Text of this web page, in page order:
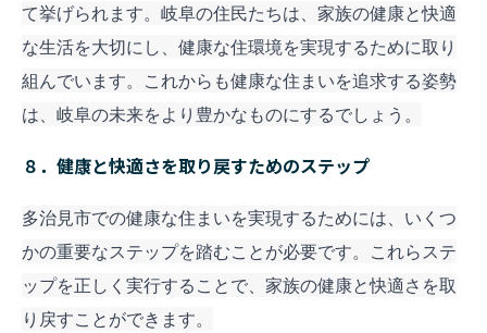
て挙げられます。岐阜の住民たちは、家族の健康と快適
な生活を大切にし、健康な住環境を実現するために取り
組んでいます。これからも健康な住まいを追求する姿勢
は、岐阜の未来をより豊かなものにするでしょう。
８．健康と快適さを取り戻すためのステップ
多治見市での健康な住まいを実現するためには、いくつ
かの重要なステップを踏むことが必要です。これらステ
ップを正しく実行することで、家族の健康と快適さを取
り戻すことができます。